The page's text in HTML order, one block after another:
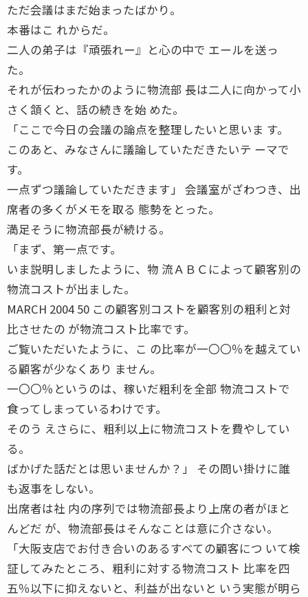
ただ会議はまだ始まったばかり。
本番はこ れからだ。
二人の弟子は『頑張れー』と心の中で エールを送っ
た。
それが伝わったかのように物流部 長は二人に向かって小
さく頷くと、話の続きを始 めた。
「ここで今日の会議の論点を整理したいと思いま す。
このあと、みなさんに議論していただきたいテ ーマで
す。
一点ずつ議論していただきます」 会議室がざわつき、出
席者の多くがメモを取る 態勢をとった。
満足そうに物流部長が続ける。
「まず、第一点です。
いま説明しましたように、物 流ＡＢＣによって顧客別の
物流コストが出ました。
MARCH 2004 50 この顧客別コストを顧客別の粗利と対
比させたの が物流コスト比率です。
ご覧いただいたように、こ の比率が一〇〇％を越えてい
る顧客が少なくあり ません。
一〇〇％というのは、稼いだ粗利を全部 物流コストで
食ってしまっているわけです。
そのう えさらに、粗利以上に物流コストを費やしてい
る。
ばかげた話だとは思いませんか？」 その問い掛けに誰
も返事をしない。
出席者は社 内の序列では物流部長より上席の者がほと
んどだ が、物流部長はそんなことは意に介さない。
「大阪支店でお付き合いのあるすべての顧客につ いて検
証してみたところ、粗利に対する物流コスト 比率を四
五％以下に抑えないと、利益が出ないと いう実態が明ら